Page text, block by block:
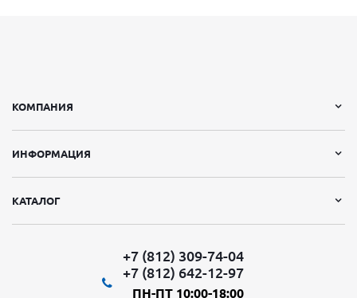
КОМПАНИЯ
ИНФОРМАЦИЯ
КАТАЛОГ
+7 (812) 309-74-04
+7 (812) 642-12-97
ПН-ПТ 10:00-18:00